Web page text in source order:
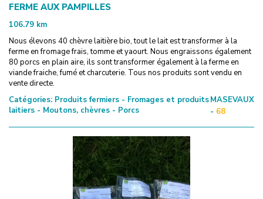
FERME AUX PAMPILLES
106.79 km
Nous élevons 40 chèvre laitière bio, tout le lait est transformer à la
ferme en fromage frais, tomme et yaourt. Nous engraissons également
80 porcs en plain aire, ils sont transformer également à la ferme en
viande fraiche, fumé et charcuterie. Tous nos produits sont vendu en
vente directe.
Catégories: Produits fermiers - Fromages et produits
laitiers - Moutons, chèvres - Porcs
MASEVAUX
- 68